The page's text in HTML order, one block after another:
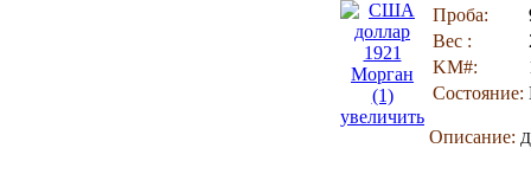
увеличить
Проба:
Вес :
KM#:
Состояние:
Описание: